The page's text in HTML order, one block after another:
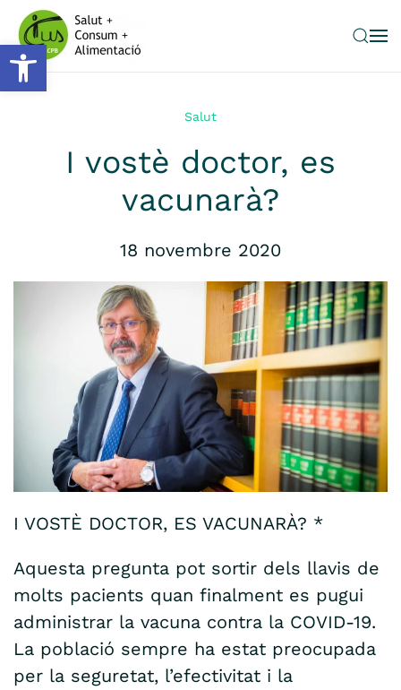
Obre la barra d'eines
Skip to main content
Salut
I vostè doctor, es
vacunarà?
18 novembre 2020
I VOSTÈ DOCTOR, ES VACUNARÀ? *
Aquesta pregunta pot sortir dels llavis de
molts pacients quan finalment es pugui
administrar la vacuna contra la COVID-19.
La població sempre ha estat preocupada
per la seguretat, l’efectivitat i la